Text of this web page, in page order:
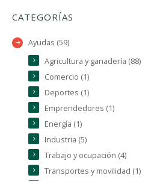
CATEGORÍAS
Ayudas (59)
Agricultura y ganadería (88)
Comercio (1)
Deportes (1)
Emprendedores (1)
Energía (1)
Industria (5)
Trabajo y ocupación (4)
Transportes y movilidad (1)